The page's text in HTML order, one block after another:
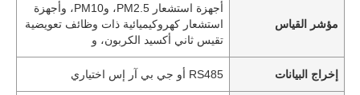
مؤشر القياس
أجهزة استشعار PM2.5، وPM10، وأجهزة
استشعار كهروكيميائية ذات وظائف تعويضية
تقيس ثاني أكسيد الكربون، و
إخراج البيانات RS485 أو جي بي آر إس اختياري